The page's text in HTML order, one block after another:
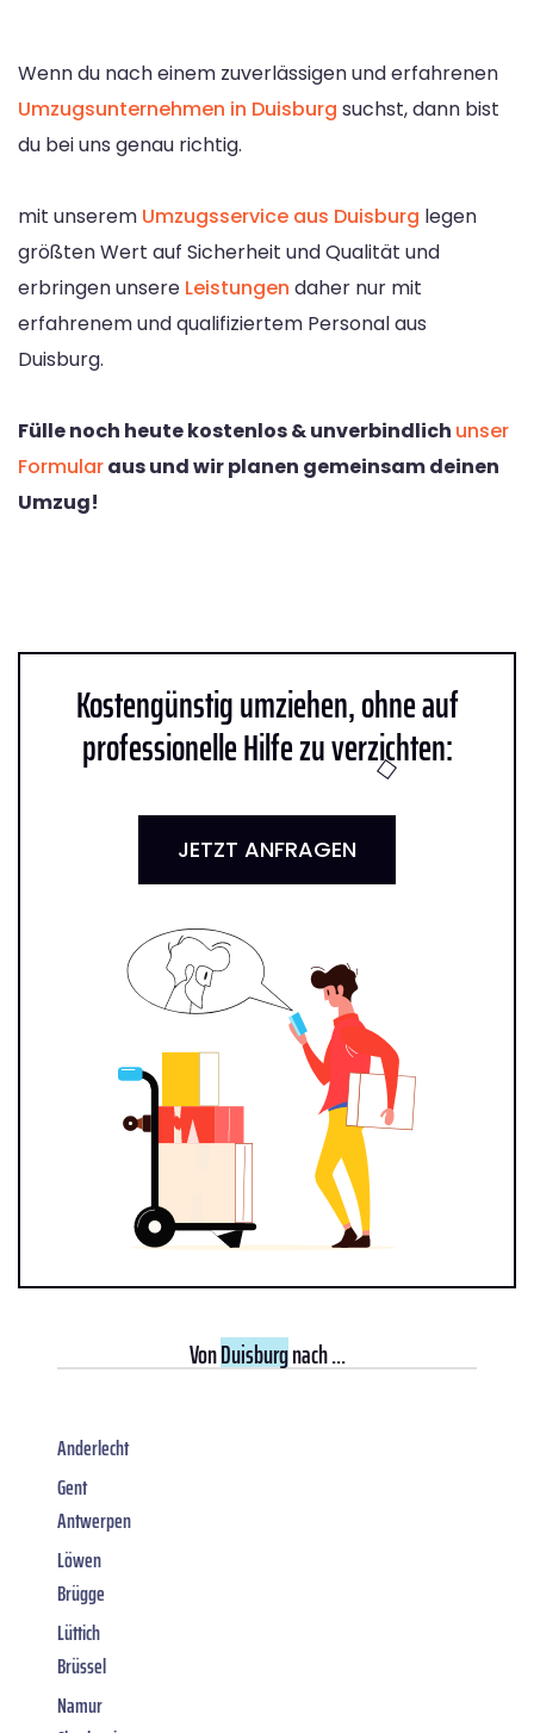
Wenn du nach einem zuverlässigen und erfahrenen
Umzugsunternehmen in Duisburg suchst, dann bist
du bei uns genau richtig.
mit unserem Umzugsservice aus Duisburg legen
größten Wert auf Sicherheit und Qualität und
erbringen unsere Leistungen daher nur mit
erfahrenem und qualifiziertem Personal aus
Duisburg.
Fülle noch heute kostenlos & unverbindlich unser
Formularaus und wir planen gemeinsam deinen
Umzug!
Kostengünstig umziehen, ohne auf
professionelle Hilfe zu verzichten:
JETZT ANFRAGEN
VonDuisburgnach ...
Anderlecht
Gent
Antwerpen
Löwen
Brügge
Lüttich
Brüssel
Namur